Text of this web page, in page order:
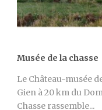
Musée de la chasse
Le Château-musée
Gien à 20 km du
Chasse rassemble...